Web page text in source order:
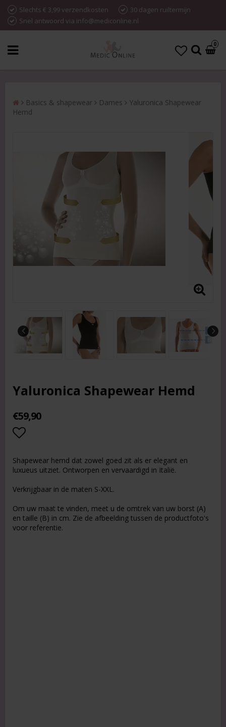
Slechts € 3,99 verzendkosten
30 dagen ruiltermijn
Snel antwoord via info@mediconline.nl
0
Basics & shapewear Dames
Yaluronica Shapewear
Hemd
Yaluronica Shapewear Hemd
€59,90
Add to list of favorites
Shapewear hemd dat zowel goed zit als er elegant en
luxueus uitziet. Ontworpen en vervaardigd in Italië.
Verkrijgbaar in de maten S-XXL.
Om uw maat te vinden, meet u de omtrek van uw borst (A)
en taille (B) in cm. Zie de afbeelding tussen de productfoto's
voor referentie.